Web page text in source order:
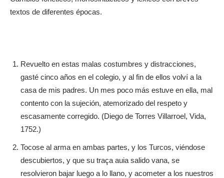
textos de diferentes épocas.
Revuelto en estas malas costumbres y distracciones,
gasté cinco años en el colegio, y al fin de ellos volví a la
casa de mis padres. Un mes poco más estuve en ella, mal
contento con la sujeción, atemorizado del respeto y
escasamente corregido. (Diego de Torres Villarroel, Vida,
1752.)
Tocose al arma en ambas partes, y los Turcos, viéndose
descubiertos, y que su traça auia salido vana, se
resolvieron bajar luego a lo llano, y acometer a los nuestros